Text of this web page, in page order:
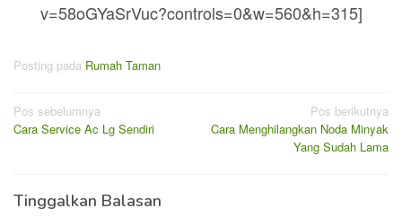
v=58oGYaSrVuc?controls=0&w=560&h=315]
Posting pada Rumah Taman
Navigasi
pos
Pos sebelumnya
Cara Service Ac Lg Sendiri
Pos berikutnya
Cara Menghilangkan Noda Minyak
Yang Sudah Lama
Tinggalkan Balasan